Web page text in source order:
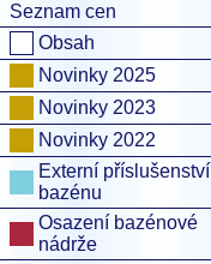
Seznam cen
Obsah
Novinky 2025
Novinky 2023
Novinky 2022
Externí příslušenství
bazénu
Osazení bazénové
nádrže